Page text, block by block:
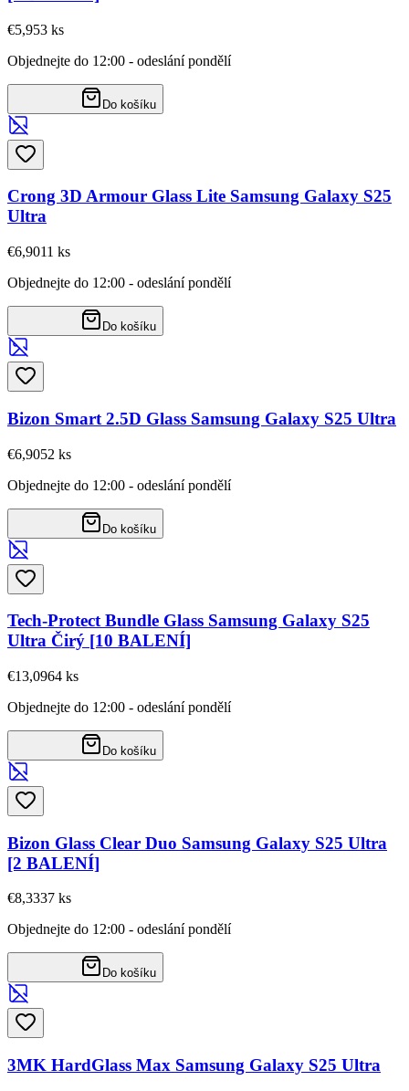
€5,953 ks
Objednejte do 12:00 - odeslání pondělí
Do košíku
Crong 3D Armour Glass Lite Samsung Galaxy S25
Ultra
€6,9011 ks
Objednejte do 12:00 - odeslání pondělí
Do košíku
Bizon Smart 2.5D Glass Samsung Galaxy S25 Ultra
€6,9052 ks
Objednejte do 12:00 - odeslání pondělí
Do košíku
Tech-Protect Bundle Glass Samsung Galaxy S25
Ultra Čirý [10 BALENÍ]
€13,0964 ks
Objednejte do 12:00 - odeslání pondělí
Do košíku
Bizon Glass Clear Duo Samsung Galaxy S25 Ultra
[2 BALENÍ]
€8,3337 ks
Objednejte do 12:00 - odeslání pondělí
Do košíku
3MK HardGlass Max Samsung Galaxy S25 Ultra